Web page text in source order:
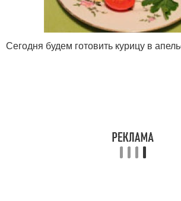
Сегодня будем готовить курицу в